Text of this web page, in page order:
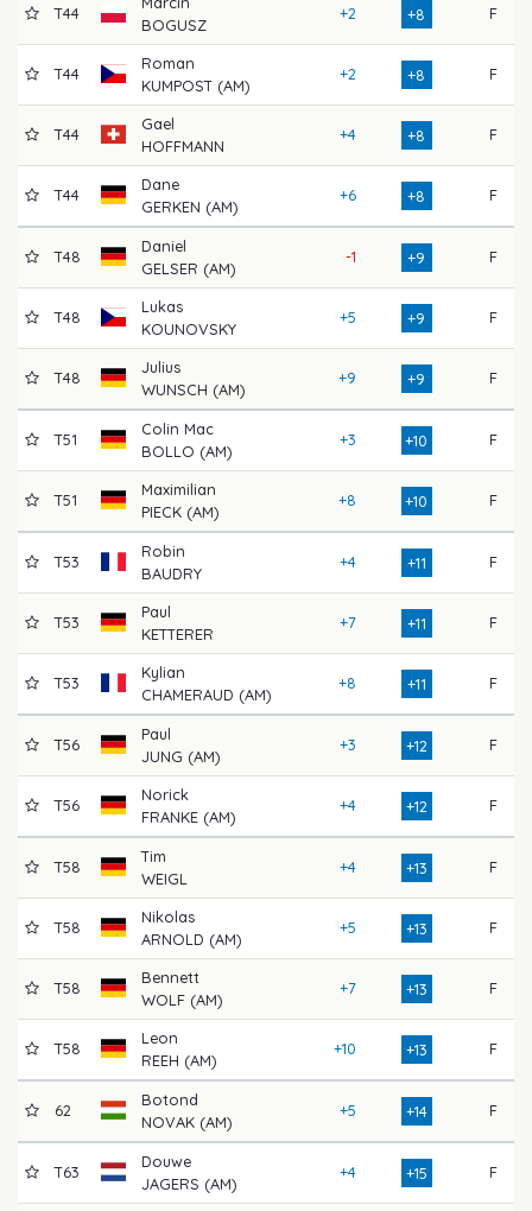
T44
BOGUSZ
+2 +8 F
T44
Roman
KUMPOST (AM)
+2 +8 F
T44
Gael
HOFFMANN
+4 +8 F
T44
Dane
GERKEN (AM)
+6 +8 F
T48
Daniel
GELSER (AM)
-1 +9 F
T48
Lukas
KOUNOVSKY
+5 +9 F
T48
Julius
WUNSCH (AM)
+9 +9 F
T51
Colin Mac
BOLLO (AM)
+3 +10 F
T51
Maximilian
PIECK (AM)
+8 +10 F
T53
Robin
BAUDRY
+4 +11 F
T53
Paul
KETTERER
+7 +11 F
T53
Kylian
CHAMERAUD (AM)
+8 +11 F
T56
Paul
JUNG (AM)
+3 +12 F
T56
Norick
FRANKE (AM)
+4 +12 F
T58
Tim
WEIGL
+4 +13 F
T58
Nikolas
ARNOLD (AM)
+5 +13 F
T58
Bennett
WOLF (AM)
+7 +13 F
T58
Leon
REEH (AM)
+10 +13 F
62
Botond
NOVAK (AM)
+5 +14 F
T63
Douwe
JAGERS (AM)
+4 +15 F